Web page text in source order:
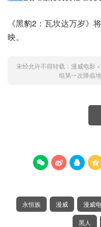
《黑豹2：瓦坎达万岁》
映。
未经允许不得转载： 漫威电影 »
组第一次降临
   
永恒族 漫威 漫威
黑人